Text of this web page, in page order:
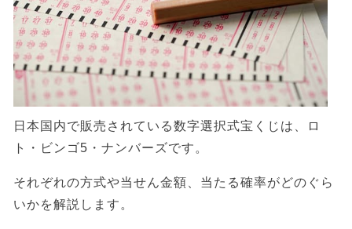
日本国内で販売されている数字選択式宝くじは、ロ
ト・ビンゴ5・ナンバーズです。
それぞれの方式や当せん金額、当たる確率がどのぐら
いかを解説します。